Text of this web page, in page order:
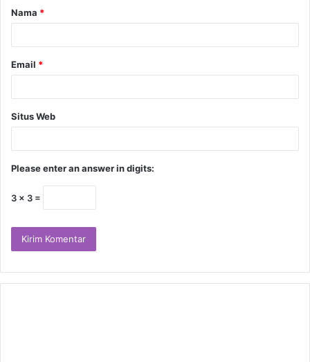
Nama *
Email *
Situs Web
Please enter an answer in digits:
3 × 3 =